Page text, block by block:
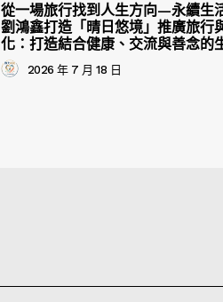
從一場旅行找到人生方向—永續生
劉鴻鑫打造「晴日悠境」推廣旅行
化：打造結合健康、交流與善念的
2026 年 7 月 18 日